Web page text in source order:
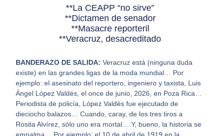
**La CEAPP “no sirve”
**Dictamen de senador
**Masacre reporteril
**Veracruz, desacreditado
BANDERAZO DE SALIDA: Veracruz está (ninguna duda
existe) en las grandes ligas de la moda mundial… Por
ejemplo: el asesinato del reportero, ingeniero y taxista, Luis
Ángel López Valdés, el once de junio, 2026, en Poza Rica…
Periodista de policía, López Valdés fue ejecutado de
dieciocho balazos… Cuando, caray, de los tres tiros a
Rosita Alvírez, sólo uno era mortal… Y, bueno, la historia se